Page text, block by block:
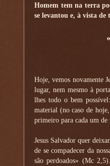
Homem tem na terra
se levantou e, à vista
Hoje, vemos novamente
lugar, nem mesmo à
lhes todo o bem
material (no caso de
primeiro para cada um de
Jesus Salvador quer
de se compadecer da
são perdoados» (Mc